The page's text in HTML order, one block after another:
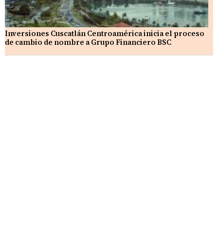
Inversiones Cuscatlán Centroamérica inicia el proceso
de cambio de nombre a Grupo Financiero BSC